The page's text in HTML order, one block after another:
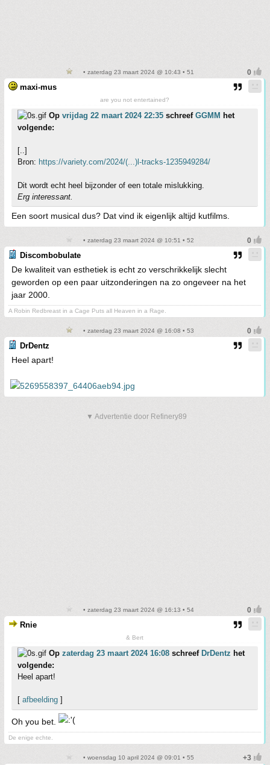
• zaterdag 23 maart 2024 @ 10:43 • 51
maxi-mus
are you not entertained?
Op vrijdag 22 maart 2024 22:35 schreef GGMM het
volgende:
[..]
Bron: https://variety.com/2024/(...)l-tracks-1235949284/
Dit wordt echt heel bijzonder of een totale mislukking.
Erg interessant.
Een soort musical dus? Dat vind ik eigenlijk altijd kutfilms.
• zaterdag 23 maart 2024 @ 10:51 • 52
Discombobulate
De kwaliteit van esthetiek is echt zo verschrikkelijk slecht
geworden op een paar uitzonderingen na zo ongeveer na het
jaar 2000.
A Robin Redbreast in a Cage Puts all Heaven in a Rage.
• zaterdag 23 maart 2024 @ 16:08 • 53
DrDentz
Heel apart!
▼ Advertentie door Refinery89
• zaterdag 23 maart 2024 @ 16:13 • 54
Rnie
& Bert
Op zaterdag 23 maart 2024 16:08 schreef DrDentz het
volgende:
Heel apart!
[ afbeelding ]
Oh you bet.
De enige echte.
• woensdag 10 april 2024 @ 09:01 • 55